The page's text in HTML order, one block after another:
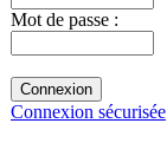
Mot de passe :
Connexion sécurisée